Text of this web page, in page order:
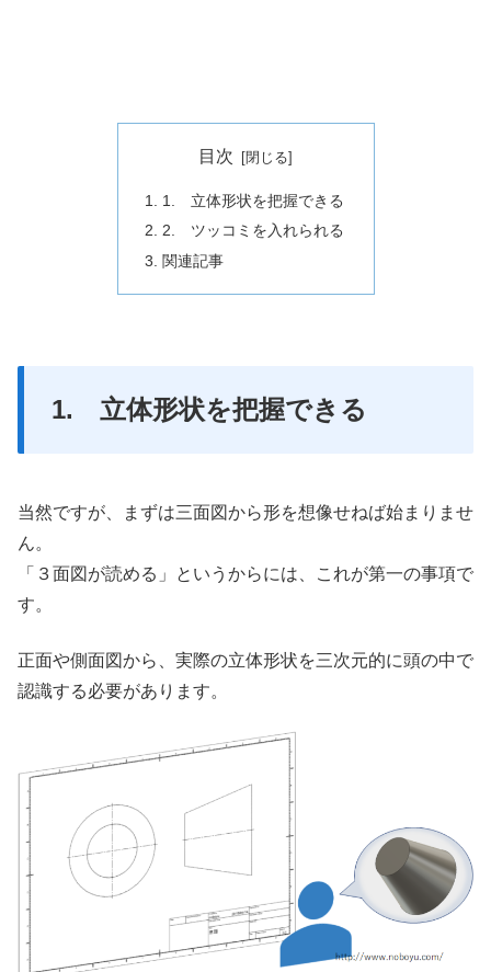
目次
1. 立体形状を把握できる
2. ツッコミを入れられる
関連記事
1. 立体形状を把握できる
当然ですが、まずは三面図から形を想像せねば始まりませ
ん。
「３面図が読める」というからには、これが第一の事項で
す。
正面や側面図から、実際の立体形状を三次元的に頭の中で
認識する必要があります。